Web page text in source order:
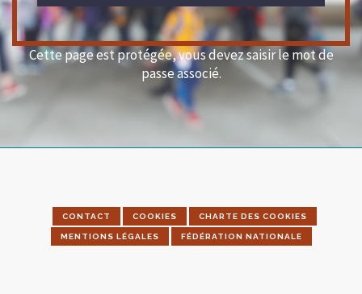
Cette page est protégée, vous devez saisir le mot de
passe associé.
CONTACT COOKIES CHARTE DES COOKIES
MENTIONS LÉGALES FÉDÉRATION NATIONALE